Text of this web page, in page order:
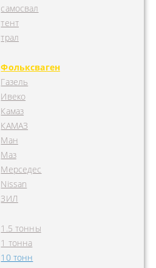
самосвал
тент
трал
Фольксваген
Газель
Ивеко
Камаз
КАМАЗ
Ман
Маз
Мерседес
Nissan
ЗИЛ
1.5 тонны
1 тонна
10 тонн